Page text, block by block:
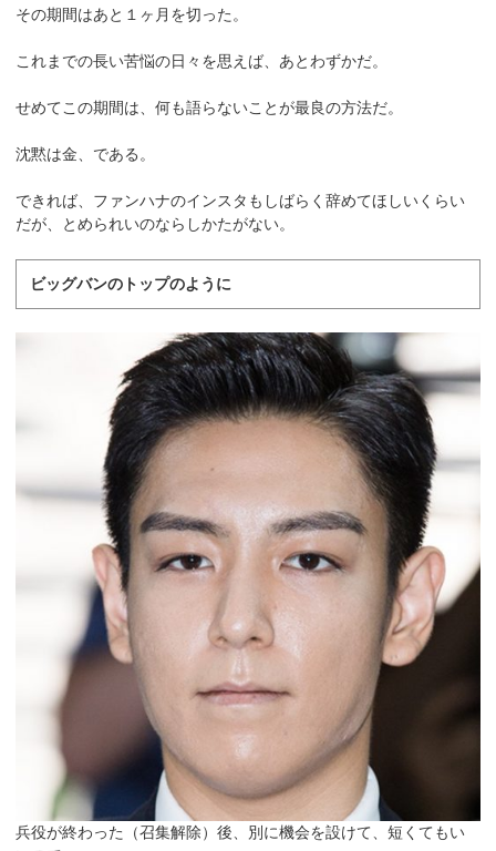
その期間はあと１ヶ月を切った。
これまでの長い苦悩の日々を思えば、あとわずかだ。
せめてこの期間は、何も語らないことが最良の方法だ。
沈黙は金、である。
できれば、ファンハナのインスタもしばらく辞めてほしいくらい
だが、とめられいのならしかたがない。
ビッグバンのトップのように
兵役が終わった（召集解除）後、別に機会を設けて、短くてもい